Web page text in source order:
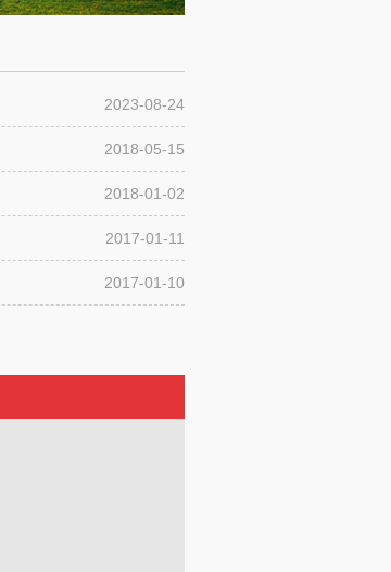
2023-08-24
2018-05-15
2018-01-02
2017-01-11
2017-01-10